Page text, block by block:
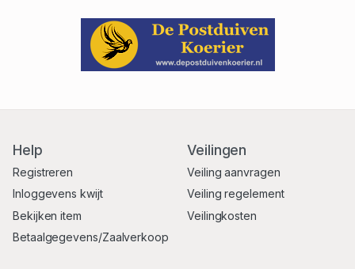
Help
Registreren
Inloggevens kwijt
Bekijken item
Betaalgegevens/Zaalverkoop
Veilingen
Veiling aanvragen
Veiling regelement
Veilingkosten